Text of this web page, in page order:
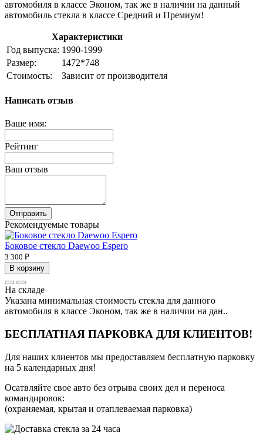
автомобиля в классе Эконом, так же в наличии на данный
автомобиль стекла в классе Средний и Премиум!
Характеристики
Год выпуска: 1990-1999
Размер:
1472*748
Стоимость:
Зависит от производителя
Написать отзыв
Ваше имя:
Рейтинг
Ваш отзыв
Отправить
Рекомендуемые товары
Боковое стекло Daewoo Espero
3 300 ₽
В корзину
На складе
Указана минимальная стоимость стекла для данного
автомобиля в классе Эконом, так же в наличии на дан..
БЕСПЛАТНАЯ ПАРКОВКА ДЛЯ КЛИЕНТОВ!
Для наших клиентов мы предоставляем бесплатную парковку
на 5 календарных дня!
Осатвляйте свое авто без отрыва своих дел и переноса
командировок:
(охраняемая, крытая и отаплеваемая парковка)